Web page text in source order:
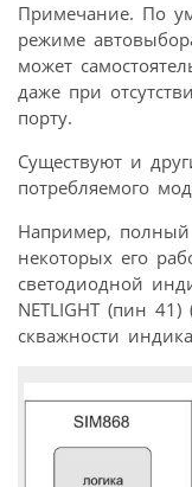
Примечание. По
режиме
может
даже при
порту.
Существуют и
потребляемого
Например, полный
некоторых его
светодиодной
NETLIGHT (пин
скважности